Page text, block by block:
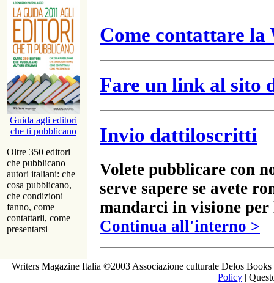
Guida agli editori
che ti pubblicano
Oltre 350 editori
che pubblicano
autori italiani: che
cosa pubblicano,
che condizioni
fanno, come
contattarli, come
presentarsi
Come contattare
Fare un link al sito
Invio dattiloscritti
Volete pubblicare con
serve sapere se avete
mandarci in visione
Continua all'interno >
Writers Magazine Italia ©2003 Associazione culturale Delos
Policy |